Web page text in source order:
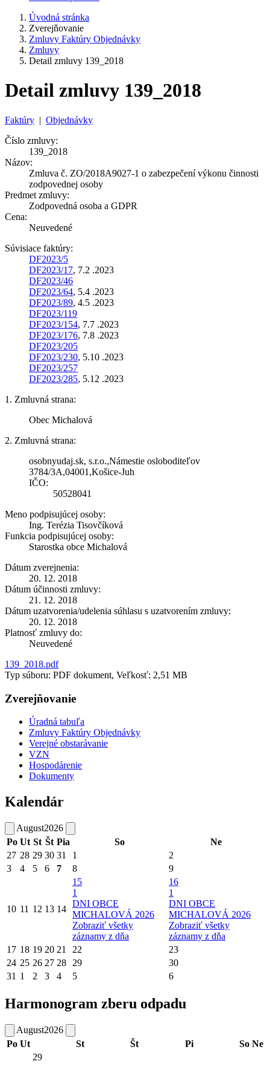
Úvodná stránka
Zverejňovanie
Zmluvy Faktúry Objednávky
Zmluvy
Detail zmluvy 139_2018
Detail zmluvy 139_2018
Faktúry | Objednávky
Číslo zmluvy:
139_2018
Názov:
Zmluva č. ZO/2018A9027-1 o zabezpečení výkonu činnosti
zodpovednej osoby
Predmet zmluvy:
Zodpovedná osoba a GDPR
Cena:
Neuvedené
Súvisiace faktúry:
DF2023/5
DF2023/17, 7.2 .2023
DF2023/46
DF2023/64, 5.4 .2023
DF2023/89, 4.5 .2023
DF2023/119
DF2023/154, 7.7 .2023
DF2023/176, 7.8 .2023
DF2023/205
DF2023/230, 5.10 .2023
DF2023/257
DF2023/285, 5.12 .2023
1. Zmluvná strana:
Obec Michalová
2. Zmluvná strana:
osobnyudaj.sk, s.r.o.,Námestie osloboditeľov
3784/3A,04001,Košice-Juh
IČO:
50528041
Meno podpisujúcej osoby:
Ing. Terézia Tisovčíková
Funkcia podpisujúcej osoby:
Starostka obce Michalová
Dátum zverejnenia:
20. 12. 2018
Dátum účinnosti zmluvy:
21. 12. 2018
Dátum uzatvorenia/udelenia súhlasu s uzatvorením zmluvy:
20. 12. 2018
Platnosť zmluvy do:
Neuvedené
139_2018.pdf
Typ súboru: PDF dokument, Veľkosť: 2,51 MB
Zverejňovanie
Úradná tabuľa
Zmluvy Faktúry Objednávky
Verejné obstarávanie
VZN
Hospodárenie
Dokumenty
Kalendár
August2026
Po Ut St Št Pia So
Ne
27 28 29 30 31 1
2
3
4 5 6 7 8 9
10 11 12 13 14
15
1
DNI OBCE
MICHALOVÁ 2026
Zobraziť všetky
záznamy z dňa
16
1
DNI OBCE
MICHALOVÁ 2026
Zobraziť všetky
záznamy z dňa
17 18 19 20 21 22
23
24 25 26 27 28 29
30
31 1 2 3 4 5 6
Harmonogram zberu odpadu
August2026
Po Ut St Št Pi So Ne
29